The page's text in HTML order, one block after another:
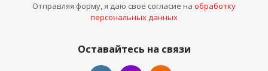
Отправляя форму, я даю свое согласие на обработку
персональных данных
Оставайтесь на связи